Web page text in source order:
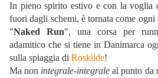
In pieno spirito estivo e con la voglia
fuori dagli schemi, è tornata come ogni
"Naked Run", una corsa per
adamitico che si tiene in Danimarca
sulla spiaggia di Roskilde!
Ma non integrale-integraleal punto da